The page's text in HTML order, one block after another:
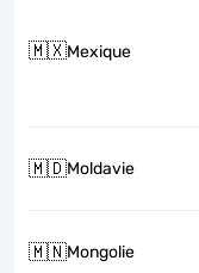
🇲🇽Mexique
🇲🇩Moldavie
🇲🇳Mongolie